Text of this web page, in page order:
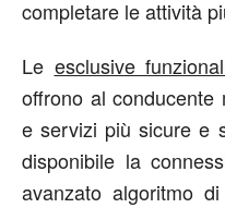
completare le attività
Le esclusive
offrono al
e servizi più sicure e
disponibile la
avanzato algoritmo